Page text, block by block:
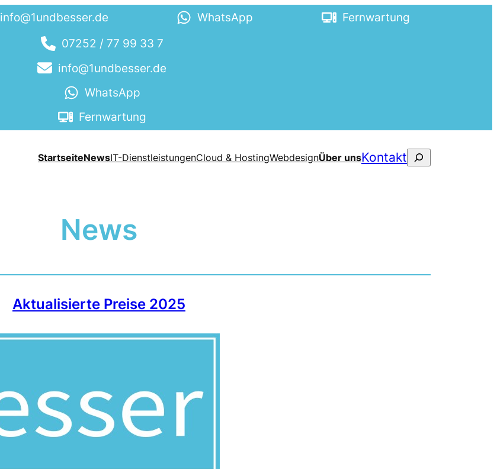
info@1undbesser.de WhatsApp
Fernwartung
07252 / 77 99 33 7
info@1undbesser.de
WhatsApp
Fernwartung
StartseiteNewsIT-DienstleistungenCloud & HostingWebdesignÜber unsKontakt Suchen
News
Aktualisierte Preise 2025